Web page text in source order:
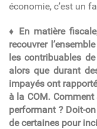
économie, c’est un
♦ En matière
recouvrer
les contribuables
alors que durant
impayés ont
à la COM.
performant ? Doit-
de certaines pour